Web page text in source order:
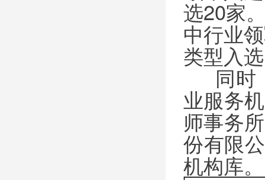
选20家
中行业
类型入
同时
业服务
师事务
份有限
机构库